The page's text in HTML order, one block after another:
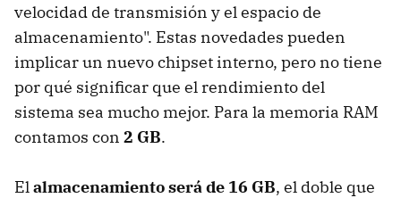
velocidad de transmisión y el espacio de
almacenamiento". Estas novedades pueden
implicar un nuevo chipset interno, pero no tiene
por qué significar que el rendimiento del
sistema sea mucho mejor. Para la memoria RAM
contamos con 2 GB.
Elalmacenamiento será de 16 GB, el doble que